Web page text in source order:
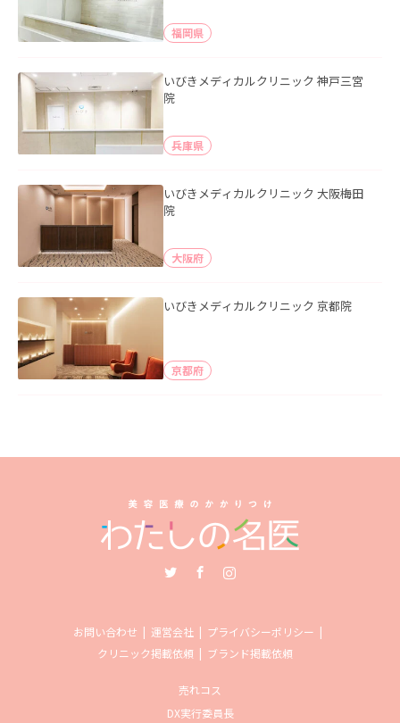
福岡県
いびきメディカルクリニック 神戸三宮
院
兵庫県
いびきメディカルクリニック 大阪梅田
院
大阪府
いびきメディカルクリニック 京都院
京都府
お問い合わせ 運営会社
プライバシーポリシー
クリニック掲載依頼
ブランド掲載依頼
売れコス
DX実行委員長